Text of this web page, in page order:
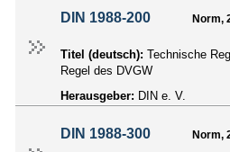
DIN 1988-200 Norm,
Titel (deutsch): Technische
Regel des DVGW
Herausgeber: DIN e. V.
DIN 1988-300 Norm,